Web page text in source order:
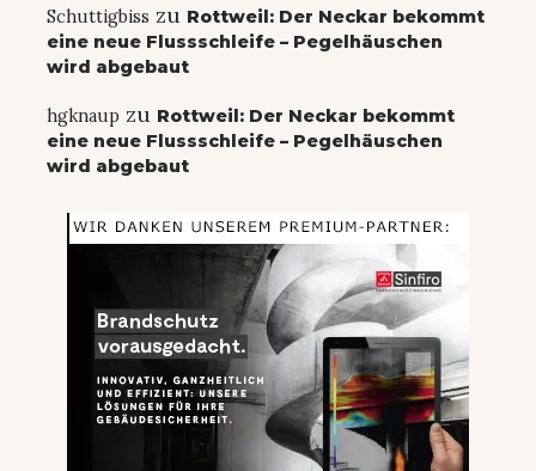
Schuttigbiss zu Rottweil: Der Neckar bekommt
eine neue Flussschleife – Pegelhäuschen
wird abgebaut
hgknaup zu Rottweil: Der Neckar bekommt
eine neue Flussschleife – Pegelhäuschen
wird abgebaut